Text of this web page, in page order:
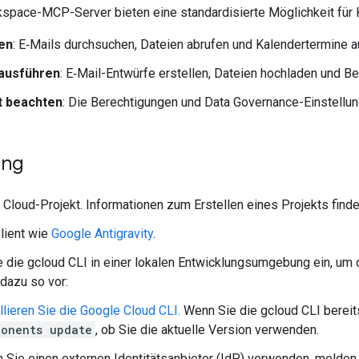
MCP-Server bieten eine standardisierte Möglichkeit für
: E‑Mails durchsuchen, Dateien abrufen und Kalendertermine
: E‑Mail-Entwürfe erstellen, Dateien hochladen und
beachten: Die Berechtigungen und Data Governance-
Cloud-Projekt. Informationen zum Erstellen eines Projekts
wie Google Antigravity.
die gcloud CLI in einer lokalen Entwicklungsumgebung ein,
so vor:
Sie die Google Cloud CLI. Wenn Sie die gcloud CLI
update , ob Sie die aktuelle Version verwenden.